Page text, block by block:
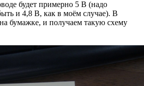
будет примерно 5 В (надо
и 4,8 В, как в моём случае). В
на бумажке, и получаем такую схему